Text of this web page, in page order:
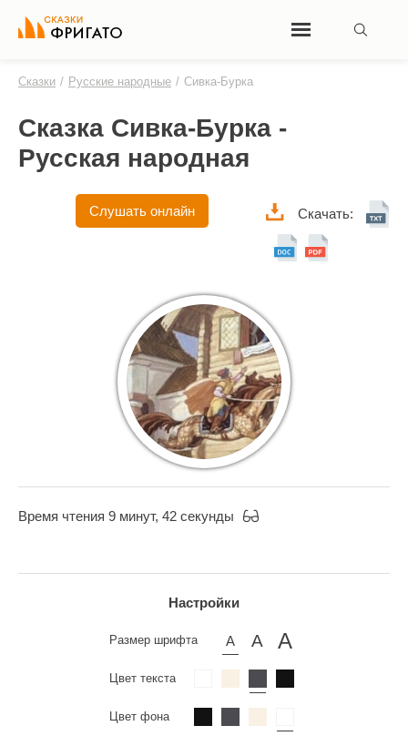
Сказки / Русские народные / Сивка-Бурка
Сказка Сивка-Бурка -
Русская народная
Слушать онлайн Скачать:
Время чтения 9 минут, 42 секунды
Настройки
Размер шрифта
Цвет текста
Цвет фона